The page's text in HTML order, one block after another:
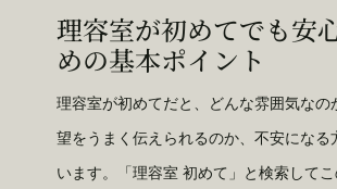
理容室が初めてでも安
めの基本ポイント
理容室が初めてだと、どんな雰囲気なの
望をうまく伝えられるのか、不安になる
います。「理容室 初めて」と検索して